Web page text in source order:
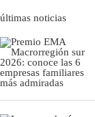
últimas noticias